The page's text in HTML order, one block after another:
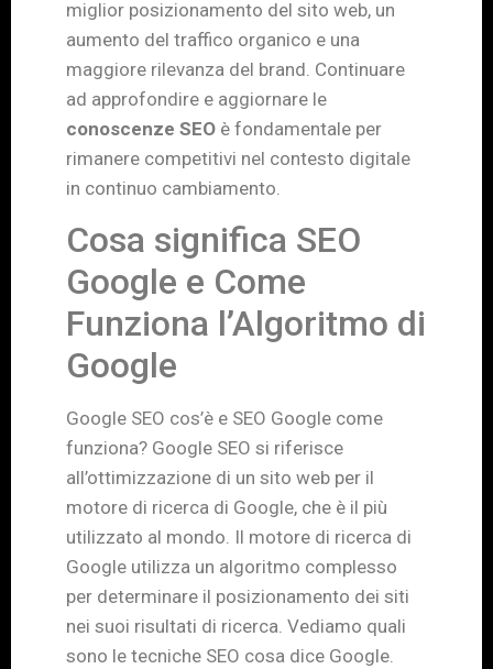
miglior posizionamento del sito web, un
aumento del traffico organico e una
maggiore rilevanza del brand. Continuare
ad approfondire e aggiornare le
conoscenze SEO è fondamentale per
rimanere competitivi nel contesto digitale
in continuo cambiamento.
Cosa significa SEO
Google e Come
Funziona l’Algoritmo di
Google
Google SEO cos’è e SEO Google come
funziona? Google SEO si riferisce
all’ottimizzazione di un sito web per il
motore di ricerca di Google, che è il più
utilizzato al mondo. Il motore di ricerca di
Google utilizza un algoritmo complesso
per determinare il posizionamento dei siti
nei suoi risultati di ricerca. Vediamo quali
sono le tecniche SEO cosa dice Google.